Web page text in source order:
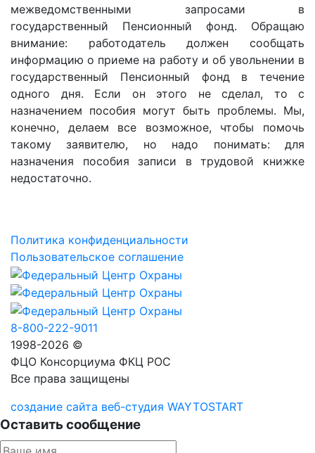
межведомственными запросами в
государственный Пенсионный фонд. Обращаю
внимание: работодатель должен сообщать
информацию о приеме на работу и об увольнении в
государственный Пенсионный фонд в течение
одного дня. Если он этого не сделал, то с
назначением пособия могут быть проблемы. Мы,
конечно, делаем все возможное, чтобы помочь
такому заявителю, но надо понимать: для
назначения пособия записи в трудовой книжке
недостаточно.
Политика конфиденциальности
Пользовательское соглашение
8-800-222-9011
1998-2026 ©
ФЦО Консорциума ФКЦ РОС
Все права защищены
создание сайта веб-студия WAYTOSTART
Оставить сообщение